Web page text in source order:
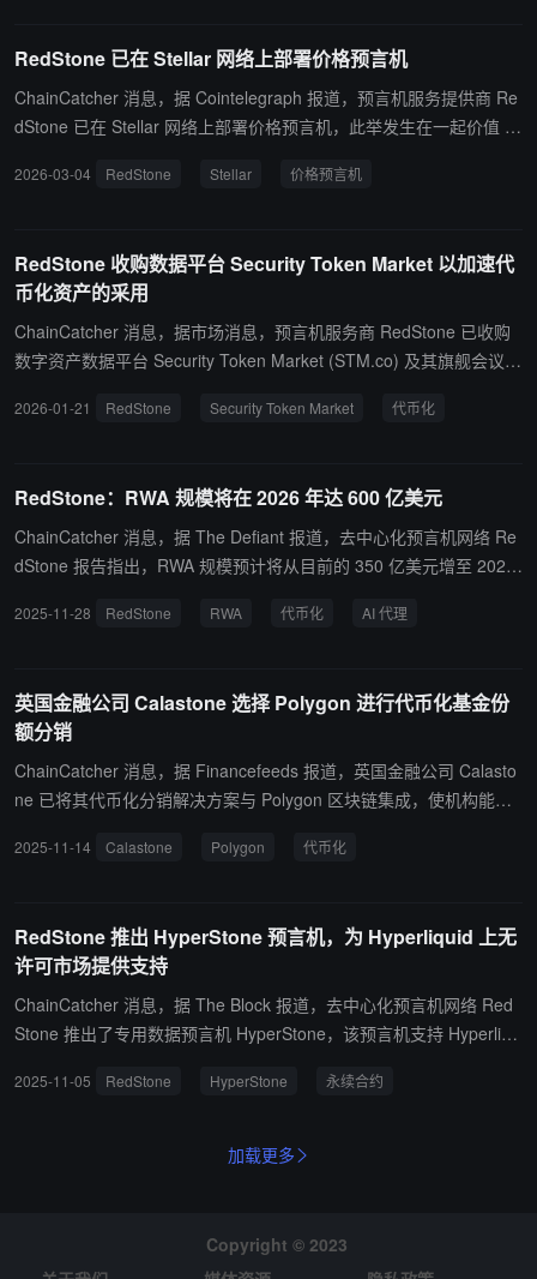
RedStone 已在 Stellar 网络上部署价格预言机
ChainCatcher 消息，据 Cointelegraph 报道，预言机服务提供商 Re
dStone 已在 Stellar 网络上部署价格预言机，此举发生在一起价值 1,
心化金融基础设施，并在借贷和通证化资产领域进行探索，RedSton
格信息来源。
2026-03-04 RedStone Stellar 价格预言机
RedStone 收购数据平台 Security Token Market 以加速代
币化资产的采用
ChainCatcher 消息，据市场消息，预言机服务商 RedStone 已收购
数字资产数据平台 Security Token Market (STM.co) 及其旗舰会议 T
机构市场的影响力。 STM 成立于 2018 年，运营着全球最大的代币
管机构、监管方、发行方及区块链领袖，探讨传统金融与去中心化金
融中的资产代币化。
2026-01-21 RedStone Security Token Market 代币化
RedStone：RWA 规模将在 2026 年达 600 亿美元
ChainCatcher 消息，据 The Defiant 报道，去中心化预言机网络 Re
dStone 报告指出，RWA 规模预计将从目前的 350 亿美元增至 2026
增长。 私人信贷目前是最大类别，规模约 190 亿美元，预计明年将
监管规则在 2026 年中明确，将实现 200% 至 300% 增长。 RedSto
ne 联合创始人 Marcin Kazmierczak 强调，这种增长依赖可靠的基础
设施，包括资产净值计算、流动性调整和合规审计追踪。 报告还预
测，AI 代理将成为链上数据主要用户，市场规模将达 150 亿美元以
至 2000 亿美元。
2025-11-28 RedStone RWA 代币化 AI 代理
英国金融公司 Calastone 选择 Polygon 进行代币化基金份
额分销
ChainCatcher 消息，据 Financefeeds 报道，英国金融公司 Calasto
ne 已将其代币化分销解决方案与 Polygon 区块链集成，使机构能够
one 每月处理超过 2,500 亿英镑的交易价值，为 58 个市场的 4,500
营。
2025-11-14 Calastone Polygon 代币化
RedStone 推出 HyperStone 预言机，为 Hyperliquid 上无
许可市场提供支持
ChainCatcher 消息，据 The Block 报道，去中心化预言机网络 Red
Stone 推出了专用数据预言机 HyperStone，该预言机支持 Hyperliqu
设施旨在为构建衍生品市场的开发者提供更快、更可靠的价格数据
加密货币到代币化股票及现实世界数据等几乎任何资产推出永续合
此次推出是 RedStone 在 Hyperliquid 生态系统中更大规模扩张的一
2025-11-05 RedStone HyperStone 永续合约
加载更多
Copyright © 2023